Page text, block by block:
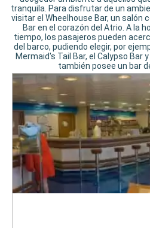
tranquila. Para disfrutar de un
visitar el Wheelhouse Bar, un salón
Bar en el corazón del Atrio. A la
tiempo, los pasajeros pueden
del barco, pudiendo elegir, por
Mermaid's Tail Bar, el Calypso Bar
también posee un bar